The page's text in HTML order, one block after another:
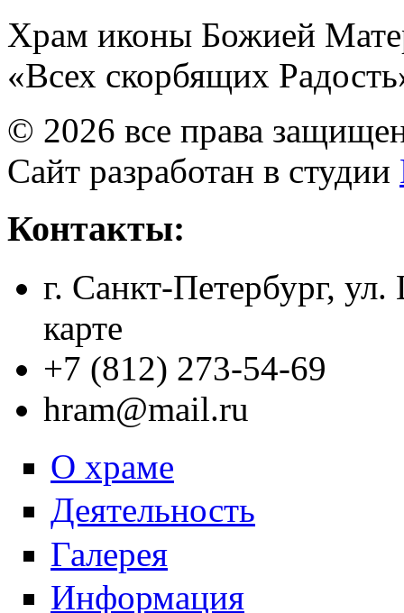
Храм иконы Божией
«Всех скорбящих
© 2026 все права
Сайт разработан в студии
Контакты:
г. Санкт-Петербург,
карте
+7 (812) 273-54-69
hram@mail.ru
О храме
Деятельность
Галерея
Информация